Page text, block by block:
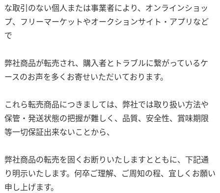
な取引のない個人または事業者により、オンラインショッ
プ、フリーマーケットやオークションサイト・アプリなど
で
弊社商品が転売され、購入者とトラブルに繋がっているケ
ースのお声を多くお寄せいただいております。
これら転売商品につきましては、弊社では取り扱い方法や
保管・発送状態の把握が難しく、品質、安全性、賞味期限
等一切保証出来ないことから、
弊社商品の転売を固くお断りいたしますとともに、下記通
り明示いたします。何卒ご理解、ご周知の程、宜しくお願い
申し上げます。